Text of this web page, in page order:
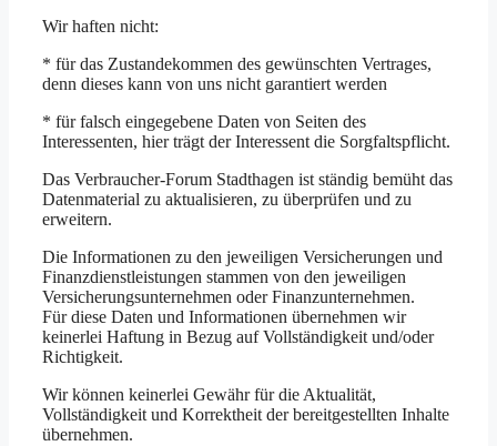
Wir haften nicht:
* für das Zustandekommen des gewünschten Vertrages,
denn dieses kann von uns nicht garantiert werden
* für falsch eingegebene Daten von Seiten des
Interessenten, hier trägt der Interessent die Sorgfaltspflicht.
Das Verbraucher-Forum Stadthagen ist ständig bemüht das
Datenmaterial zu aktualisieren, zu überprüfen und zu
erweitern.
Die Informationen zu den jeweiligen Versicherungen und
Finanzdienstleistungen stammen von den jeweiligen
Versicherungsunternehmen oder Finanzunternehmen.
Für diese Daten und Informationen übernehmen wir
keinerlei Haftung in Bezug auf Vollständigkeit und/oder
Richtigkeit.
Wir können keinerlei Gewähr für die Aktualität,
Vollständigkeit und Korrektheit der bereitgestellten Inhalte
übernehmen.